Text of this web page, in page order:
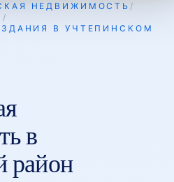
НЕДВИЖИМОСТЬ /
/
В УЧТЕПИНСКОМ
в
район